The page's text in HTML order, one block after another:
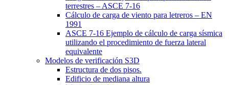
terrestres – ASCE 7-16
Cálculo de carga de viento para letreros – EN
1991
ASCE 7-16 Ejemplo de cálculo de carga sísmica
utilizando el procedimiento de fuerza lateral
equivalente
Modelos de verificación S3D
Estructura de dos pisos.
Edificio de mediana altura